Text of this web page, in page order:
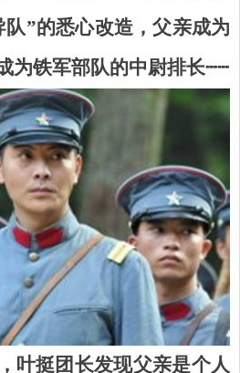
”的悉心改造，父亲成为
为铁军部队的中尉排长┄┄
叶挺团长发现父亲是个人